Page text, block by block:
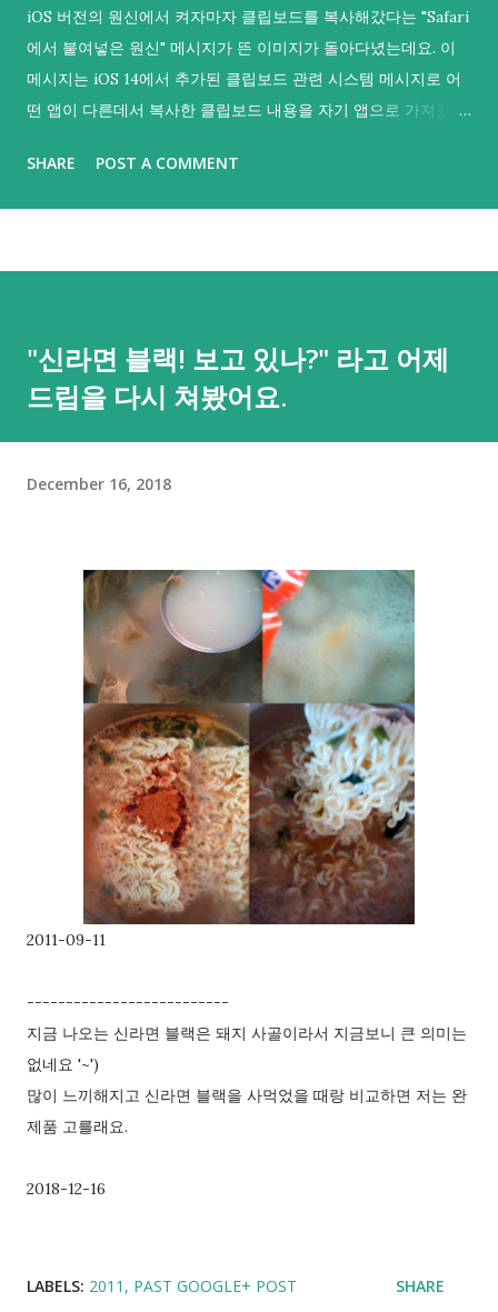
iOS 버전의 원신에서 켜자마자 클립보드를 복사해갔다는 "Safari
에서 붙여넣은 원신" 메시지가 뜬 이미지가 돌아다녔는데요. 이
메시지는 iOS 14에서 추가된 클립보드 관련 시스템 메시지로 어
떤 앱이 다른데서 복사한 클립보드 내용을 자기 앱으로 가져갔음
여러 앱에서 클립보드를 복사해갔다는 것이 들통나 시끄러웠기
라운드, 현재 메인으로 띄워져있는 앱의 경우는 어떨까요? 아쉽
게도 이에 대한 메시지(iOS처럼 "A앱에서 붙여넣은 B앱")나 이를
수 있다고 하니까요. adb shell 을 실행하시려면 PC에서는 여기
USB 디버깅을 켜두셔야 명령 실행이 가능해요. 이 부분은 검색을
통해 확인하실 수 있는데 대략적으로는 설정 앱의 기기 정보에서
'빌드 번호'를 8번 이상 누르고 화면 잠금(설정된 경우에만)을 풀
어주시면 되요. 압축이 풀린 폴더에 명령 프롬프트를 여시면 되는
데, 주소 표시창에서 cmd를 입력한 뒤 엔터를 누르시면 그 폴더
의 자리의 명령 프롬프트가 열려 편해요. 그리고 한 번 클립보드
접근하는 앱이 얼마나 많은지 확인해볼까요. 개발자가
READ_CLIPBOARD 권한을 선언한 앱은 설치 후 이 권한이 자동
으로 주어져요. 접근 허용된 앱> ad...
SHARE POST A COMMENT
"신라면 블랙! 보고 있나?" 라고 어제
드립을 다시 쳐봤어요.
December 16, 2018
2011-09-11
--------------------------
지금 나오는 신라면 블랙은 돼지 사골이라서 지금보니 큰 의미는
없네요 '~')
많이 느끼해지고 신라면 블랙을 사먹었을 때랑 비교하면 저는 완
제품 고를래요.
2018-12-16
LABELS: 2011 PAST GOOGLE+ POST SHARE